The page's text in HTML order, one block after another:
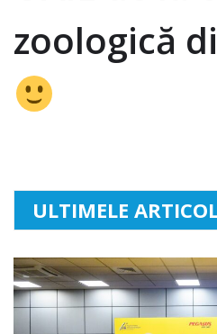
zoologică
ULTIMELE